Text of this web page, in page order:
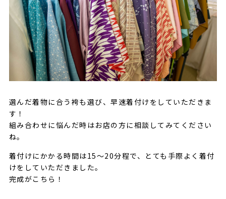
選んだ着物に合う袴も選び、早速着付けをしていただきま
す！
組み合わせに悩んだ時はお店の方に相談してみてください
ね。
着付けにかかる時間は15〜20分程で、とても手際よく着付
けをしていただきました。
完成がこちら！